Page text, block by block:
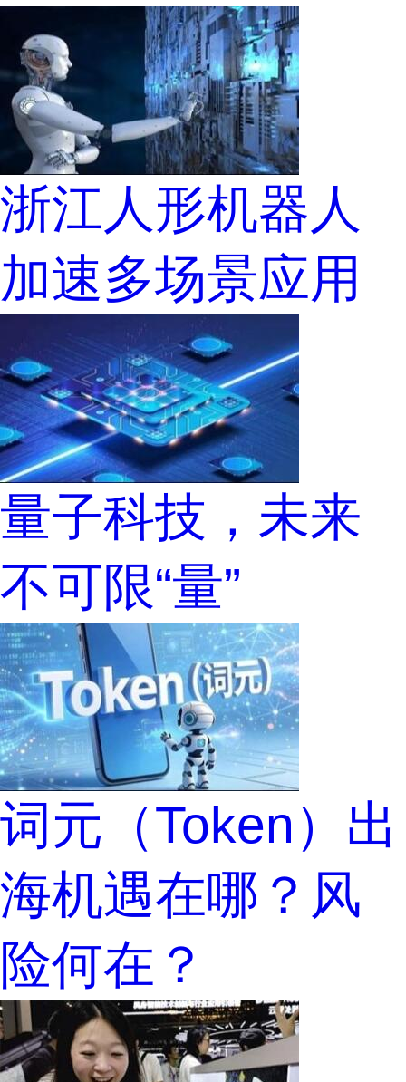
浙江人形机器人
加速多场景应用
量子科技，未来
不可限“量”
词元（Token）出
海机遇在哪？风
险何在？